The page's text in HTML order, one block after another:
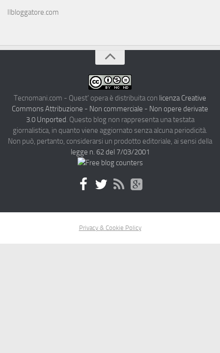
Ilbloggatore.com
Tecnomani.com - Quest' opera è distribuita con licenza Creative
Commons Attribuzione - Non commerciale - Non opere derivate
3.0 Unported. Questo blog non rappresenta una testata
giornalistica, in quanto viene aggiornato senza alcuna periodicità.
Non può, pertanto, considerarsi un prodotto editoriale, ai sensi della
legge n. 62 del 7/03/2001
Privacy & Cookie Policy